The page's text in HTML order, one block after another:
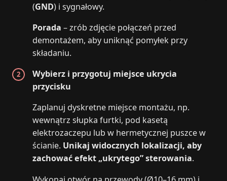
(GND) i sygnałowy.
Porada – zrób zdjęcie połączeń przed
demontażem, aby uniknąć pomyłek przy
składaniu.
Wybierz i przygotuj miejsce ukrycia
przycisku
Zaplanuj dyskretne miejsce montażu, np.
wewnątrz słupka furtki, pod kasetą
elektrozaczepu lub w hermetycznej puszce w
ścianie. Unikaj widocznych lokalizacji, aby
zachować efekt „ukrytego” sterowania.